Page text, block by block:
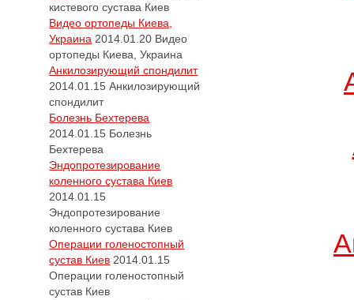
кистевого сустава Киев
Видео ортопеды Киева,
Украина 2014.01.20 Видео
ортопеды Киева, Украина
Анкилозирующий спондилит
2014.01.15 Анкилозирующий
спондилит
Болезнь Бехтерева
2014.01.15 Болезнь
Бехтерева
Эндопротезирование
коленного сустава Киев
2014.01.15
Эндопротезирование
коленного сустава Киев
Операции голеностопный
сустав Киев 2014.01.15
Операции голеностопный
сустав Киев